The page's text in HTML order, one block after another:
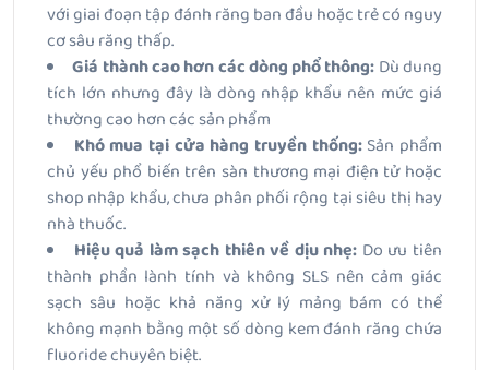
với giai đoạn tập đánh răng ban đầu hoặc trẻ có nguy
cơ sâu răng thấp.
Giá thành cao hơn các dòng phổ thông: Dù dung
tích lớn nhưng đây là dòng nhập khẩu nên mức giá
thường cao hơn các sản phẩm
Khó mua tại cửa hàng truyền thống:Sản phẩm
chủ yếu phổ biến trên sàn thương mại điện tử hoặc
shop nhập khẩu, chưa phân phối rộng tại siêu thị hay
nhà thuốc.
Hiệu quả làm sạch thiên về dịu nhẹ: Do ưu tiên
thành phần lành tính và không SLS nên cảm giác
sạch sâu hoặc khả năng xử lý mảng bám có thể
không mạnh bằng một số dòng kem đánh răng chứa
fluoride chuyên biệt.